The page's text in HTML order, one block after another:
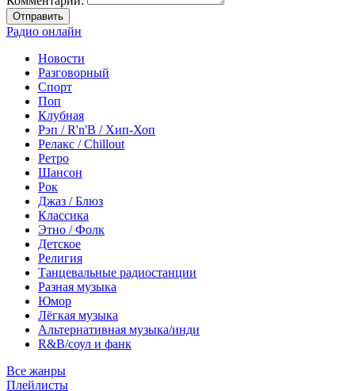
Отправить
Радио онлайн
Новости
Разговорный
Спорт
Поп
Клубная
Рэп / R'n'B / Хип-Хоп
Релакс / Chillout
Ретро
Шансон
Рок
Джаз / Блюз
Классика
Этно / Фолк
Детское
Религия
Танцевальные радиостанции
Разная музыка
Юмор
Лёгкая музыка
Альтернативная музыка/инди
R&B/cоул и фанк
Все жанры
Плейлисты